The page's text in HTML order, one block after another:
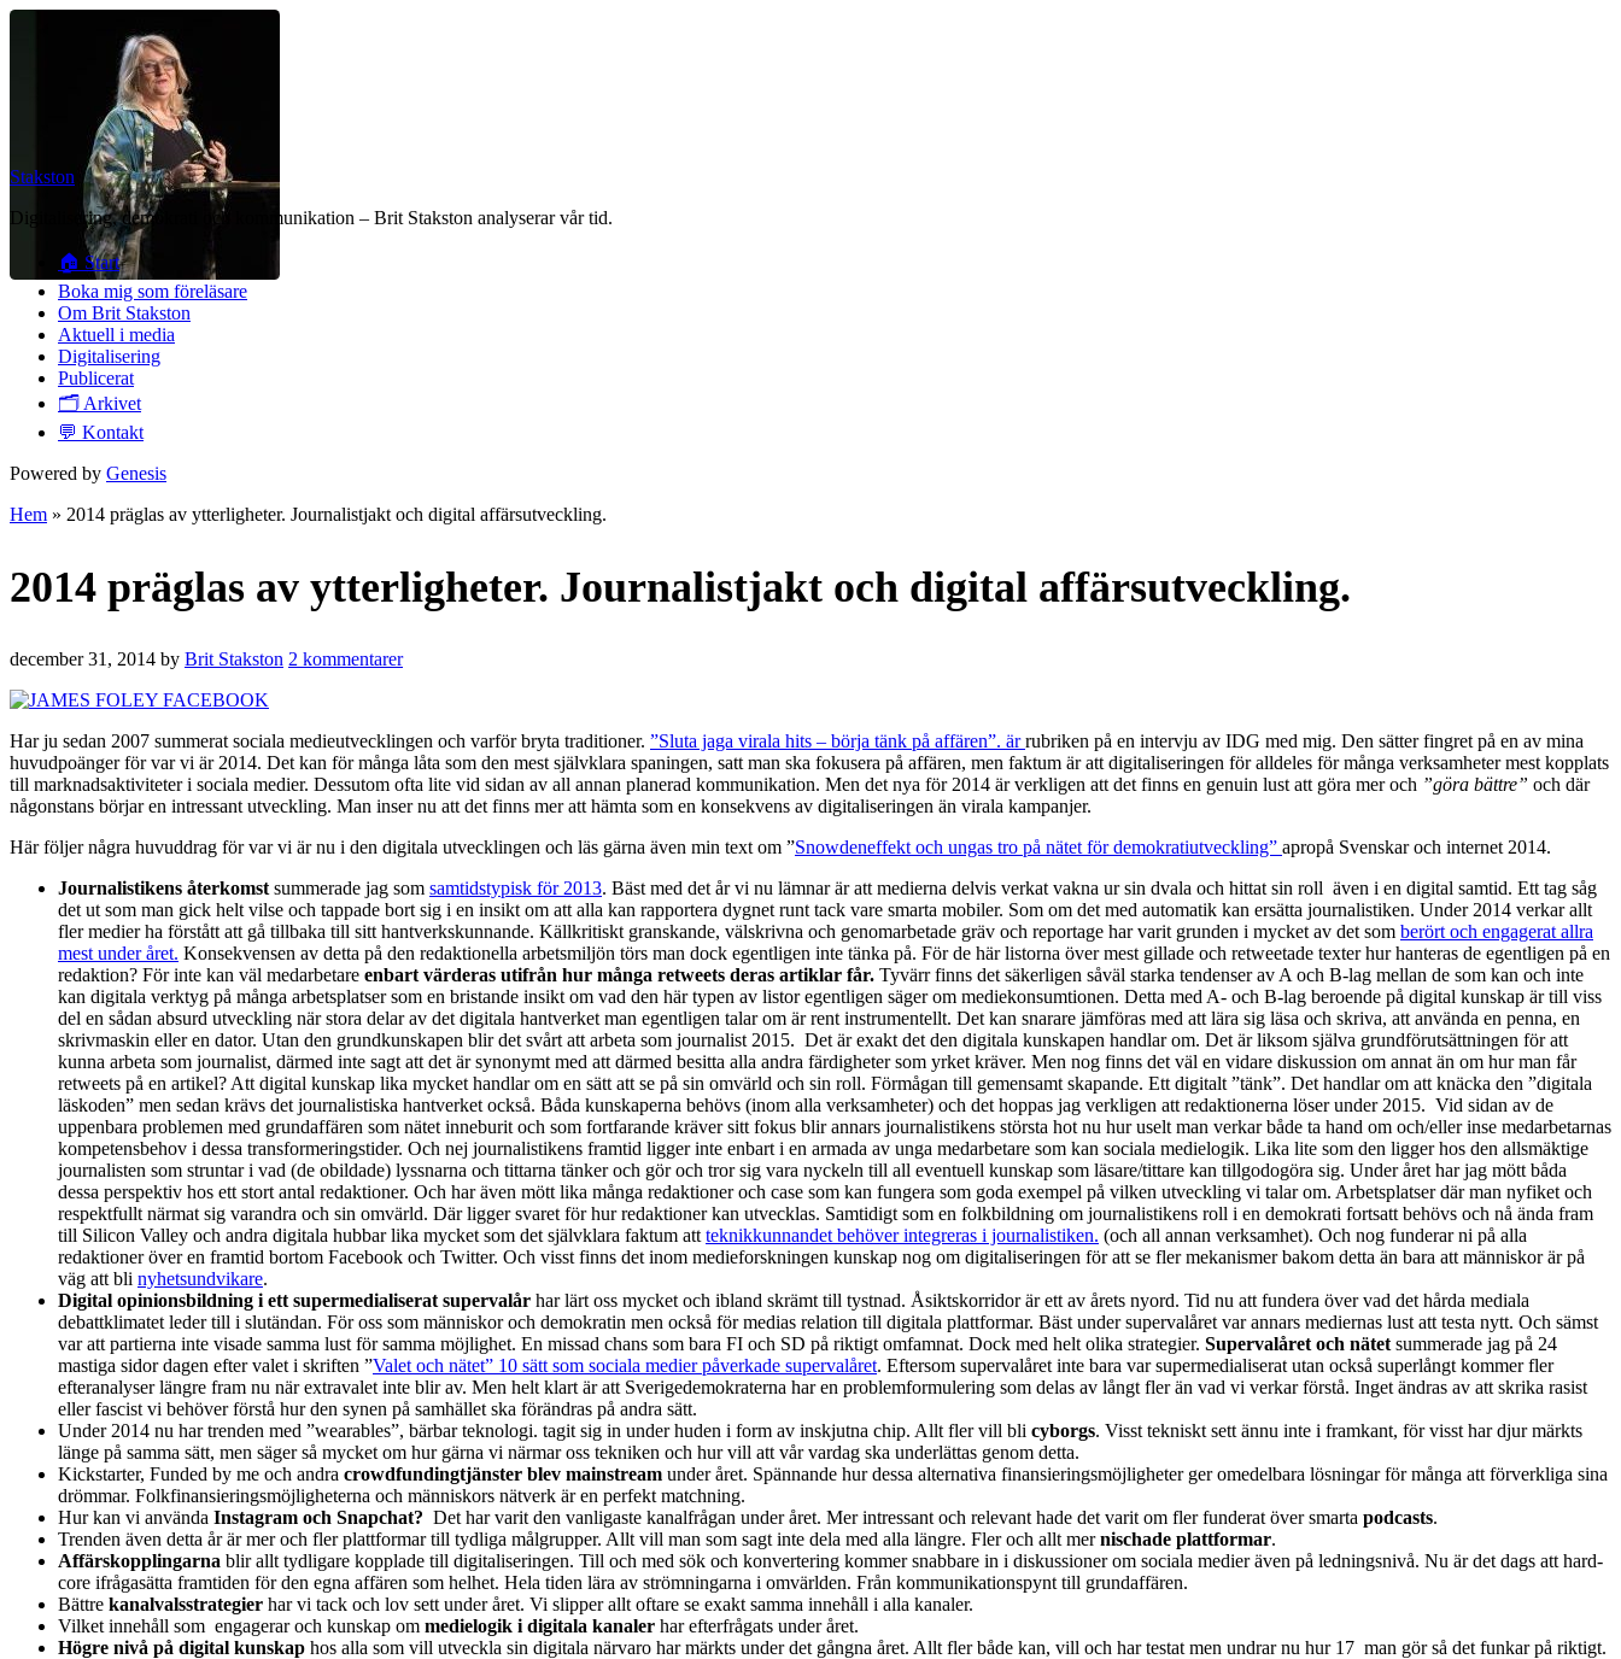
Stakston
Digitalisering, demokrati och kommunikation – Brit Stakston analyserar vår tid.
🏠 Start
Boka mig som föreläsare
Om Brit Stakston
Aktuell i media
Digitalisering
Publicerat
🗂️ Arkivet
💬 Kontakt
Powered by Genesis
Hem » 2014 präglas av ytterligheter. Journalistjakt och digital affärsutveckling.
2014 präglas av ytterligheter. Journalistjakt och digital affärsutveckling.
december 31, 2014 by Brit Stakston 2 kommentarer
Har ju sedan 2007 summerat sociala medieutvecklingen och varför bryta traditioner. ”Sluta jaga virala hits – börja tänk på affären”. ärrubriken på en intervju av IDG med mig. Den sätter fingret på en av mina
huvudpoänger för var vi är 2014. Det kan för många låta som den mest självklara spaningen, satt man ska fokusera på affären, men faktum är att digitaliseringen för alldeles för många verksamheter mest kopplats
till marknadsaktiviteter i sociala medier. Dessutom ofta lite vid sidan av all annan planerad kommunikation. Men det nya för 2014 är verkligen att det finns en genuin lust att göra mer och ”göra bättre” och där
någonstans börjar en intressant utveckling. Man inser nu att det finns mer att hämta som en konsekvens av digitaliseringen än virala kampanjer.
Här följer några huvuddrag för var vi är nu i den digitala utvecklingen och läs gärna även min text om ”Snowdeneffekt och ungas tro på nätet för demokratiutveckling” apropå Svenskar och internet 2014.
Journalistikens återkomst summerade jag som samtidstypisk för 2013. Bäst med det år vi nu lämnar är att medierna delvis verkat vakna ur sin dvala och hittat sin roll även i en digital samtid. Ett tag såg
det ut som man gick helt vilse och tappade bort sig i en insikt om att alla kan rapportera dygnet runt tack vare smarta mobiler. Som om det med automatik kan ersätta journalistiken. Under 2014 verkar allt
fler medier ha förstått att gå tillbaka till sitt hantverkskunnande. Källkritiskt granskande, välskrivna och genomarbetade gräv och reportage har varit grunden i mycket av det som berört och engagerat allra
mest under året. Konsekvensen av detta på den redaktionella arbetsmiljön törs man dock egentligen inte tänka på. För de här listorna över mest gillade och retweetade texter hur hanteras de egentligen på en
redaktion? För inte kan väl medarbetare enbart värderas utifrån hur många retweets deras artiklar får. Tyvärr finns det säkerligen såväl starka tendenser av A och B-lag mellan de som kan och inte
kan digitala verktyg på många arbetsplatser som en bristande insikt om vad den här typen av listor egentligen säger om mediekonsumtionen. Detta med A- och B-lag beroende på digital kunskap är till viss
del en sådan absurd utveckling när stora delar av det digitala hantverket man egentligen talar om är rent instrumentellt. Det kan snarare jämföras med att lära sig läsa och skriva, att använda en penna, en
skrivmaskin eller en dator. Utan den grundkunskapen blir det svårt att arbeta som journalist 2015. Det är exakt det den digitala kunskapen handlar om. Det är liksom själva grundförutsättningen för att
kunna arbeta som journalist, därmed inte sagt att det är synonymt med att därmed besitta alla andra färdigheter som yrket kräver. Men nog finns det väl en vidare diskussion om annat än om hur man får
retweets på en artikel? Att digital kunskap lika mycket handlar om en sätt att se på sin omvärld och sin roll. Förmågan till gemensamt skapande. Ett digitalt ”tänk”. Det handlar om att knäcka den ”digitala
läskoden” men sedan krävs det journalistiska hantverket också. Båda kunskaperna behövs (inom alla verksamheter) och det hoppas jag verkligen att redaktionerna löser under 2015. Vid sidan av de
uppenbara problemen med grundaffären som nätet inneburit och som fortfarande kräver sitt fokus blir annars journalistikens största hot nu hur uselt man verkar både ta hand om och/eller inse medarbetarnas
kompetensbehov i dessa transformeringstider. Och nej journalistikens framtid ligger inte enbart i en armada av unga medarbetare som kan sociala medielogik. Lika lite som den ligger hos den allsmäktige
journalisten som struntar i vad (de obildade) lyssnarna och tittarna tänker och gör och tror sig vara nyckeln till all eventuell kunskap som läsare/tittare kan tillgodogöra sig. Under året har jag mött båda
dessa perspektiv hos ett stort antal redaktioner. Och har även mött lika många redaktioner och case som kan fungera som goda exempel på vilken utveckling vi talar om. Arbetsplatser där man nyfiket och
respektfullt närmat sig varandra och sin omvärld. Där ligger svaret för hur redaktioner kan utvecklas. Samtidigt som en folkbildning om journalistikens roll i en demokrati fortsatt behövs och nå ända fram
till Silicon Valley och andra digitala hubbar lika mycket som det självklara faktum att teknikkunnandet behöver integreras i journalistiken. (och all annan verksamhet). Och nog funderar ni på alla
redaktioner över en framtid bortom Facebook och Twitter. Och visst finns det inom medieforskningen kunskap nog om digitaliseringen för att se fler mekanismer bakom detta än bara att människor är på
väg att bli nyhetsundvikare.
Digital opinionsbildning i ett supermedialiserat supervalår har lärt oss mycket och ibland skrämt till tystnad. Åsiktskorridor är ett av årets nyord. Tid nu att fundera över vad det hårda mediala
debattklimatet leder till i slutändan. För oss som människor och demokratin men också för medias relation till digitala plattformar. Bäst under supervalåret var annars mediernas lust att testa nytt. Och sämst
var att partierna inte visade samma lust för samma möjlighet. En missad chans som bara FI och SD på riktigt omfamnat. Dock med helt olika strategier. Supervalåret och nätet summerade jag på 24
mastiga sidor dagen efter valet i skriften ”Valet och nätet” 10 sätt som sociala medier påverkade supervalåret. Eftersom supervalåret inte bara var supermedialiserat utan också superlångt kommer fler
efteranalyser längre fram nu när extravalet inte blir av. Men helt klart är att Sverigedemokraterna har en problemformulering som delas av långt fler än vad vi verkar förstå. Inget ändras av att skrika rasist
eller fascist vi behöver förstå hur den synen på samhället ska förändras på andra sätt.
Under 2014 nu har trenden med ”wearables”, bärbar teknologi. tagit sig in under huden i form av inskjutna chip. Allt fler vill bli cyborgs. Visst tekniskt sett ännu inte i framkant, för visst har djur märkts
länge på samma sätt, men säger så mycket om hur gärna vi närmar oss tekniken och hur vill att vår vardag ska underlättas genom detta.
Kickstarter, Funded by me och andra crowdfundingtjänster blev mainstream under året. Spännande hur dessa alternativa finansieringsmöjligheter ger omedelbara lösningar för många att förverkliga sina
drömmar. Folkfinansieringsmöjligheterna och människors nätverk är en perfekt matchning.
Hur kan vi använda Instagram och Snapchat? Det har varit den vanligaste kanalfrågan under året. Mer intressant och relevant hade det varit om fler funderat över smarta podcasts.
Trenden även detta år är mer och fler plattformar till tydliga målgrupper. Allt vill man som sagt inte dela med alla längre. Fleroch allt mernischade plattformar.
Affärskopplingarna blir allt tydligare kopplade till digitaliseringen. Till och med sök och konvertering kommer snabbare in i diskussioner om sociala medier även på ledningsnivå. Nu är det dags att hard-
core ifrågasätta framtiden för den egna affären som helhet. Hela tiden lära av strömningarna i omvärlden. Från kommunikationspynt till grundaffären.
Bättre kanalvalsstrategier har vi tack och lov sett under året. Vi slipper allt oftare se exakt samma innehåll i alla kanaler.
Vilket innehåll som engagerar och kunskap om medielogik i digitala kanaler har efterfrågats under året.
Högre nivå på digital kunskap hos alla som vill utveckla sin digitala närvaro har märkts under det gångna året. Allt fler både kan, vill och har testat men undrar nu hur 17 man gör så det funkar på riktigt.